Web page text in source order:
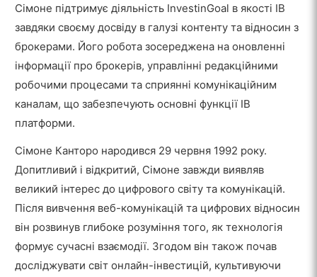
Сімоне підтримує діяльність InvestinGoal в якості IB
завдяки своєму досвіду в галузі контенту та відносин з
брокерами. Його робота зосереджена на оновленні
інформації про брокерів, управлінні редакційними
робочими процесами та сприянні комунікаційним
каналам, що забезпечують основні функції IB
платформи.
Сімоне Канторо народився 29 червня 1992 року.
Допитливий і відкритий, Сімоне завжди виявляв
великий інтерес до цифрового світу та комунікацій.
Після вивчення веб-комунікацій та цифрових відносин
він розвинув глибоке розуміння того, як технологія
формує сучасні взаємодії. Згодом він також почав
досліджувати світ онлайн-інвестицій, культивуючи